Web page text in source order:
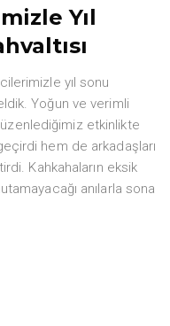
Yıl
yıl sonu
Yoğun ve verimli
etkinlikte
hem de arkadaşları
Kahkahaların eksik
anılarla sona